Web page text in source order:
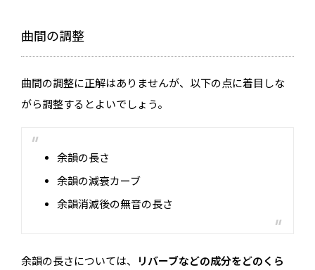
曲間の調整
曲間の調整に正解はありませんが、以下の点に着目しな
がら調整するとよいでしょう。
余韻の長さ
余韻の減衰カーブ
余韻消滅後の無音の長さ
余韻の長さについては、
リバーブなどの成分をどのくら